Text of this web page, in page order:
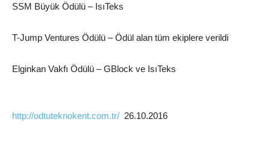
SSM Büyük Ödülü – IsıTeks
T-Jump Ventures Ödülü – Ödül alan tüm ekiplere verildi
Elginkan Vakfı Ödülü – GBlock ve IsıTeks
http://odtuteknokent.com.tr/ 26.10.2016